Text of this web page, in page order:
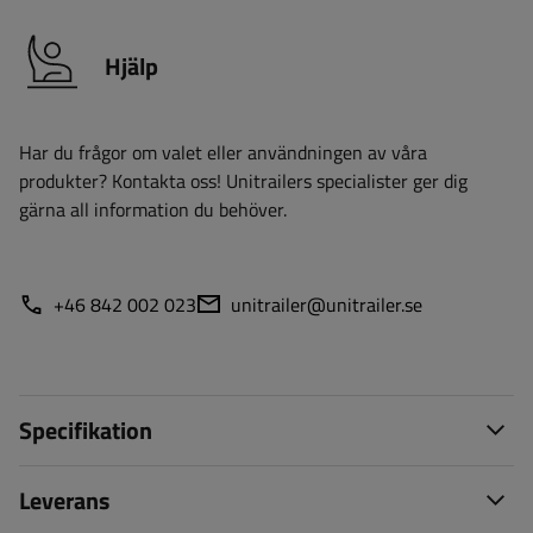
Hjälp
Har du frågor om valet eller användningen av våra
produkter? Kontakta oss! Unitrailers specialister ger dig
gärna all information du behöver.
+46 842 002 023 unitrailer@unitrailer.se
Specifikation
Leverans